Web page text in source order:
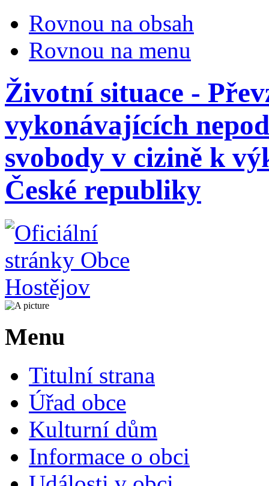
Rovnou na obsah
Rovnou na menu
Životní situace -
vykonávajících
svobody v cizině k
České republiky
Menu
Titulní strana
Úřad obce
Kulturní dům
Informace o obci